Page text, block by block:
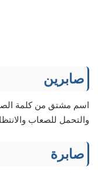
صابرين
اسم مشتق من كلمة
والتحمل للصعاب
صابرة